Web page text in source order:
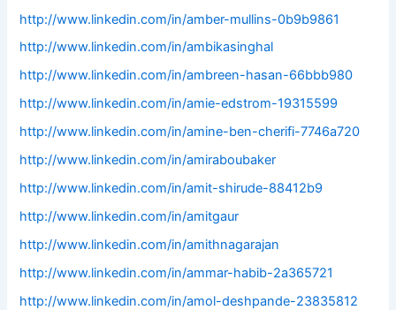
http://www.linkedin.com/in/amber-mullins-0b9b9861
http://www.linkedin.com/in/ambikasinghal
http://www.linkedin.com/in/ambreen-hasan-66bbb980
http://www.linkedin.com/in/amie-edstrom-19315599
http://www.linkedin.com/in/amine-ben-cherifi-7746a720
http://www.linkedin.com/in/amiraboubaker
http://www.linkedin.com/in/amit-shirude-88412b9
http://www.linkedin.com/in/amitgaur
http://www.linkedin.com/in/amithnagarajan
http://www.linkedin.com/in/ammar-habib-2a365721
http://www.linkedin.com/in/amol-deshpande-23835812